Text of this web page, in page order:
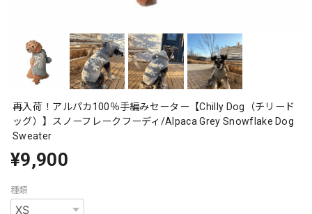
再入荷！アルパカ100％手編みセーター【Chilly Dog（チリード
ッグ）】スノーフレークフーディ/Alpaca Grey Snowflake Dog
Sweater
¥9,900
種類